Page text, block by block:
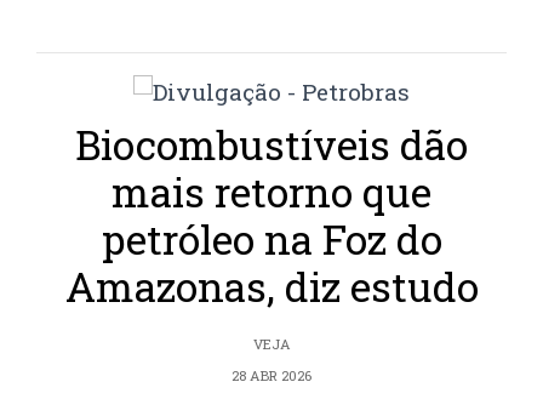
Biocombustíveis dão
mais retorno que
petróleo na Foz do
Amazonas, diz estudo
VEJA
28 ABR 2026